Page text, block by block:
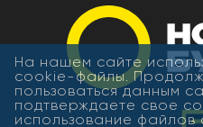
На нашем сайте
cookie-файлы.
пользоваться данным
подтверждаете свое
использование файлов